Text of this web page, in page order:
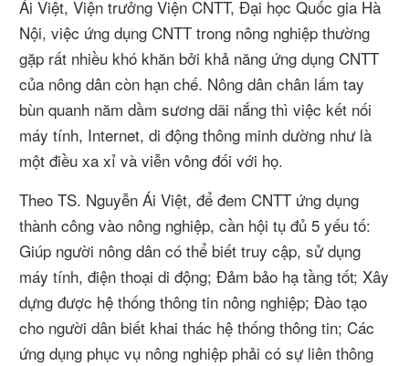
Ái Việt, Viện trưởng Viện CNTT, Đại học Quốc gia Hà
Nội, việc ứng dụng CNTT trong nông nghiệp thường
gặp rất nhiều khó khăn bởi khả năng ứng dụng CNTT
của nông dân còn hạn chế. Nông dân chân lấm tay
bùn quanh năm dầm sương dãi nắng thì việc kết nối
máy tính, Internet, di động thông minh dường như là
một điều xa xỉ và viễn vông đối với họ.
Theo TS. Nguyễn Ái Việt, để đem CNTT ứng dụng
thành công vào nông nghiệp, cần hội tụ đủ 5 yếu tố:
Giúp người nông dân có thể biết truy cập, sử dụng
máy tính, điện thoại di động; Đảm bảo hạ tầng tốt; Xây
dựng được hệ thống thông tin nông nghiệp; Đào tạo
cho người dân biết khai thác hệ thống thông tin; Các
ứng dụng phục vụ nông nghiệp phải có sự liên thông